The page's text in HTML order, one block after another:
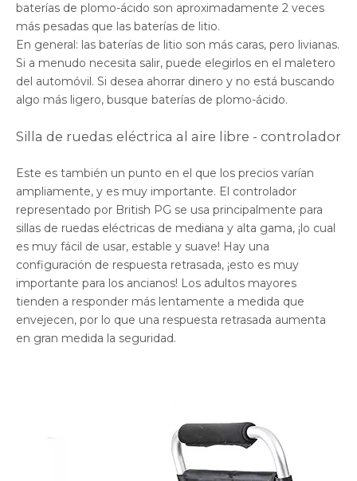
baterías de plomo-ácido son aproximadamente 2 veces
más pesadas que las baterías de litio.
En general: las baterías de litio son más caras, pero livianas.
Si a menudo necesita salir, puede elegirlos en el maletero
del automóvil. Si desea ahorrar dinero y no está buscando
algo más ligero, busque baterías de plomo-ácido.
Silla de ruedas eléctrica al aire libre - controlador
Este es también un punto en el que los precios varían
ampliamente, y es muy importante. El controlador
representado por British PG se usa principalmente para
sillas de ruedas eléctricas de mediana y alta gama, ¡lo cual
es muy fácil de usar, estable y suave! Hay una
configuración de respuesta retrasada, ¡esto es muy
importante para los ancianos! Los adultos mayores
tienden a responder más lentamente a medida que
envejecen, por lo que una respuesta retrasada aumenta
en gran medida la seguridad.